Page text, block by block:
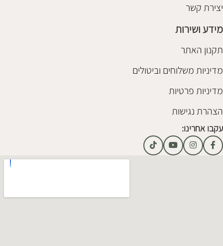
יצירת קשר
מידע ושירות
תקנון האתר
מדיניות משלוחים וביטולים
מדיניות פרטיות
הצהרת נגישות
עקבו אחרינו: